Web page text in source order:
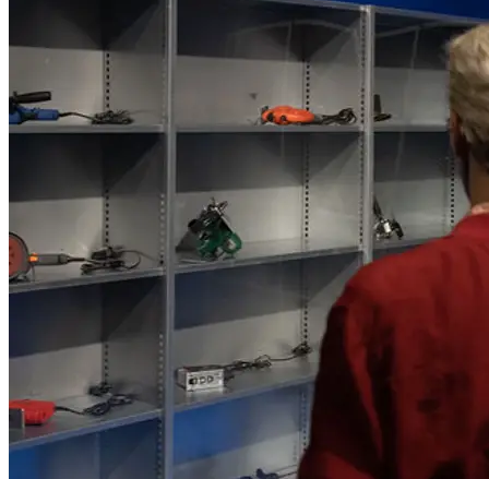
Kuratorinnen: Anne Faucheret, Vanessa Joan Müller